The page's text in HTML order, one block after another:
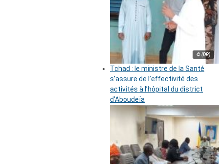
© (DR)
Tchad : le ministre de la Santé
s’assure de l’effectivité des
activités à l’hôpital du district
d’Aboudeïa